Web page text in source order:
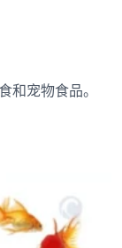
和宠物食品。